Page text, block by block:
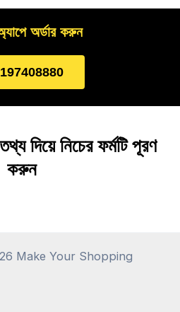
অর্ডার করুন
দিয়ে নিচের ফর্মটি পূরণ
করুন
Make Your Shopping